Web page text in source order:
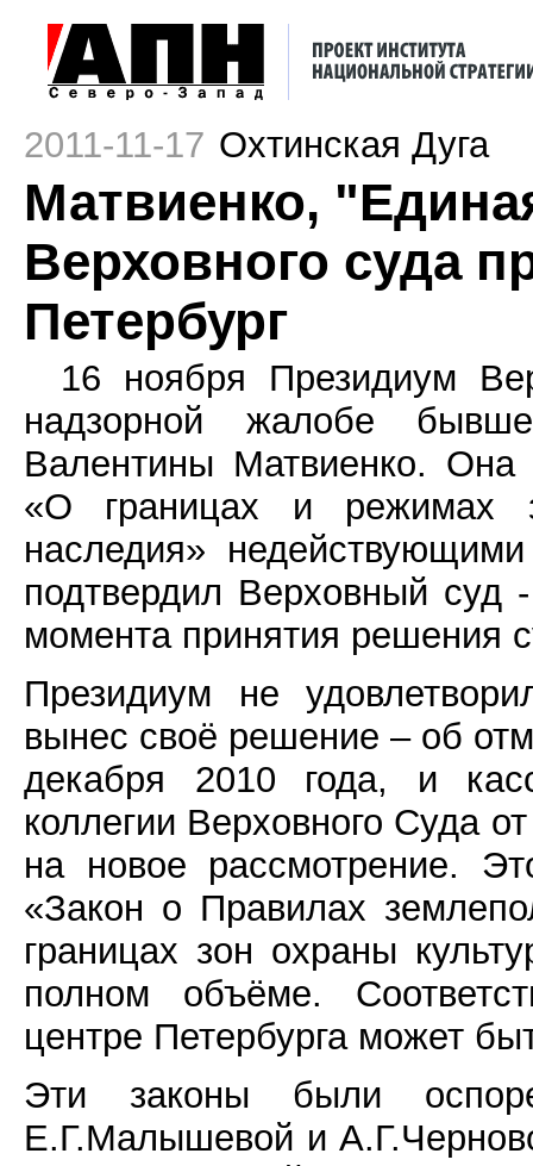
2011-11-17 Охтинская Дуга
Матвиенко,
Верховного суда
Петербург
16 ноября Президиум
надзорной жалобе
Валентины Матвиенко. Она
«О границах и режимах
наследия»
подтвердил Верховный суд
момента принятия решения
Президиум не
вынес своё решение – об
декабря 2010 года, и
коллегии Верховного Суда
на новое рассмотрение.
«Закон о Правилах
границах зон охраны
полном объёме.
центре Петербурга может
Эти законы были
Е.Г.Малышевой и